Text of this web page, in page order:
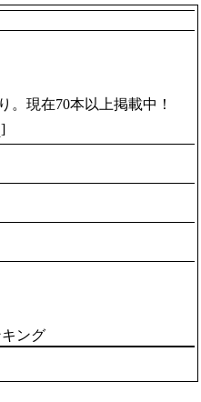
。現在70本以上掲載中！
]
ング